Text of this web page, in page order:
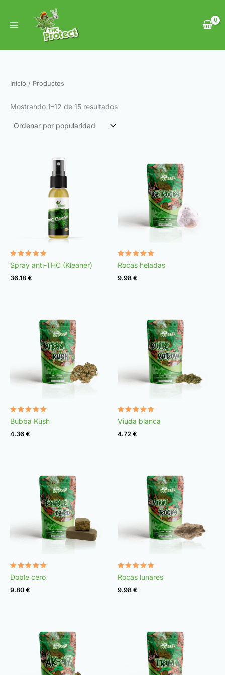
contenido
Inicio / Productos
Mostrando 1–12 de 15 resultados
Valorado
con
4.75
de 5
Spray anti-THC (Kleaner)
36.18 €
Valorado
con
4.98
de 5
Rocas heladas
9.98 €
Valorado
con
4.96
de 5
Bubba Kush
4.36 €
Valorado
con
4.97
de 5
Viuda blanca
4.72 €
Valorado
con
4.92
de 5
Doble cero
9.80 €
Valorado
con
4.95
de 5
Rocas lunares
9.98 €